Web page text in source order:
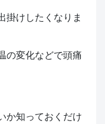
掛けしたくなりま
の変化などで頭痛
か知っておくだけ